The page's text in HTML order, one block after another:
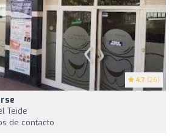
4.7 (26)
Teide
de contacto